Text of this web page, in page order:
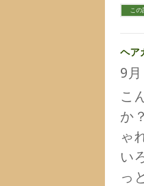
こ
ヘア
9
こ
か
ゃ
い
っ